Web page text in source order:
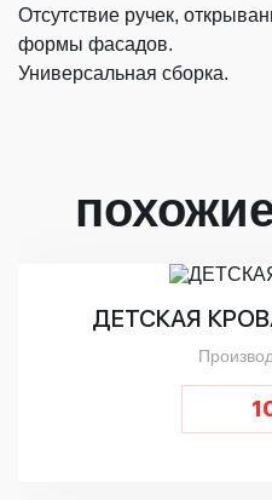
Отсутствие ручек,
формы фасадов.
Универсальная сборка.
ДЕТСКАЯ